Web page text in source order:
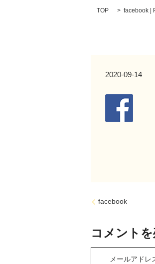
TOP facebook |
2020-09-14
facebook
コメント
メールアドレ